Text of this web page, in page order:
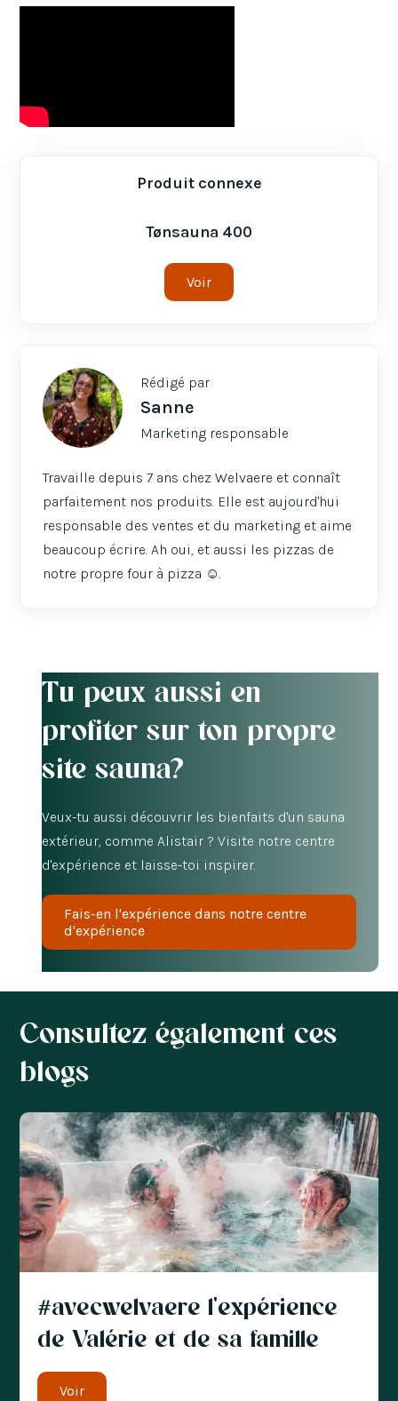
Produit connexe
Tønsauna 400
Voir
Rédigé par
Sanne
Marketing responsable
Travaille depuis 7 ans chez Welvaere et connaît
parfaitement nos produits. Elle est aujourd'hui
responsable des ventes et du marketing et aime
beaucoup écrire. Ah oui, et aussi les pizzas de
notre propre four à pizza ☺️.
Tu peux aussi en
profiter sur ton propre
site sauna?
Veux-tu aussi découvrir les bienfaits d'un sauna
extérieur, comme Alistair ? Visite notre centre
d'expérience et laisse-toi inspirer.
Fais-en l'expérience dans notre centre
d'expérience
Consultez également ces
blogs
#avecwelvaere l'expérience
de Valérie et de sa famille
Voir